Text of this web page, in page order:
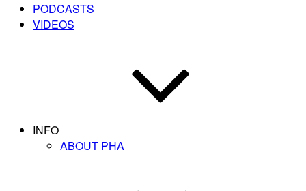
PODCASTS
VIDEOS
INFO
ABOUT PHA